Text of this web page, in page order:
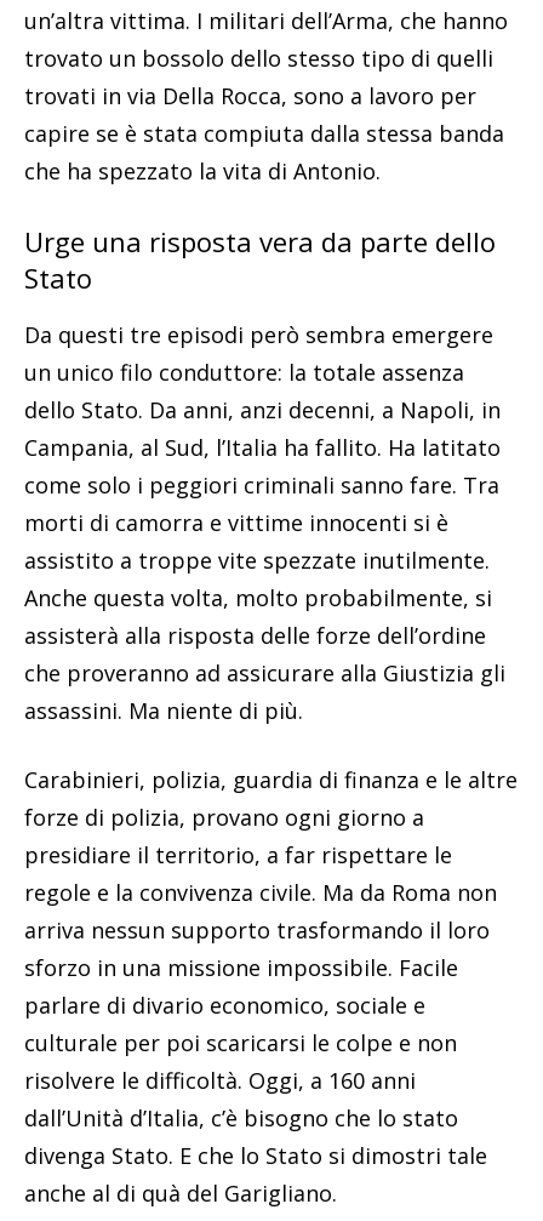
un’altra vittima. I militari dell’Arma, che hanno
trovato un bossolo dello stesso tipo di quelli
trovati in via Della Rocca, sono a lavoro per
capire se è stata compiuta dalla stessa banda
che ha spezzato la vita di Antonio.
Urge una risposta vera da parte dello
Stato
Da questi tre episodi però sembra emergere
un unico filo conduttore: la totale assenza
dello Stato. Da anni, anzi decenni, a Napoli, in
Campania, al Sud, l’Italia ha fallito. Ha latitato
come solo i peggiori criminali sanno fare. Tra
morti di camorra e vittime innocenti si è
assistito a troppe vite spezzate inutilmente.
Anche questa volta, molto probabilmente, si
assisterà alla risposta delle forze dell’ordine
che proveranno ad assicurare alla Giustizia gli
assassini. Ma niente di più.
Carabinieri, polizia, guardia di finanza e le altre
forze di polizia, provano ogni giorno a
presidiare il territorio, a far rispettare le
regole e la convivenza civile. Ma da Roma non
arriva nessun supporto trasformando il loro
sforzo in una missione impossibile. Facile
parlare di divario economico, sociale e
culturale per poi scaricarsi le colpe e non
risolvere le difficoltà. Oggi, a 160 anni
dall’Unità d’Italia, c’è bisogno che lo stato
divenga Stato. E che lo Stato si dimostri tale
anche al di quà del Garigliano.